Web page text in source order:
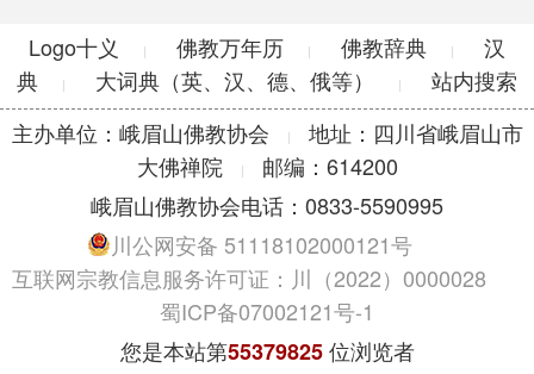
Logo十义 | 佛教万年历 | 佛教辞典 |
汉
典
| 大词典（英、汉、德、俄等） |
站内搜索
主办单位：峨眉山佛教协会
|
地址：四川省峨眉山市
大佛禅院
|
邮编：614200
峨眉山佛教协会电话：0833-5590995
川公网安备 51118102000121号
互联网宗教信息服务许可证：川（2022）0000028
蜀ICP备07002121号-1
您是本站第55379825位浏览者